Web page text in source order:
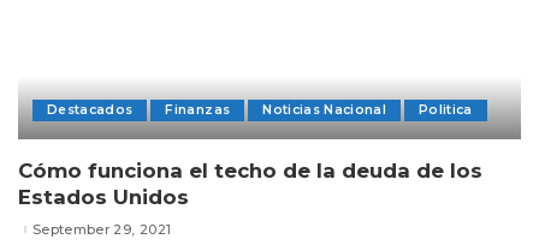
Destacados Finanzas Noticias Nacional Politica
Cómo funciona el techo de la deuda de los
Estados Unidos
September 29, 2021